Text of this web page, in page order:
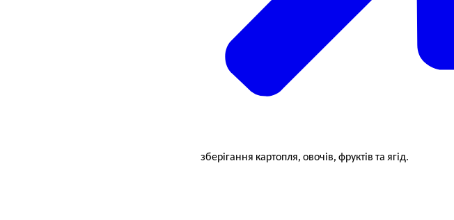
зберігання картопля, овочів, фруктів та ягід.